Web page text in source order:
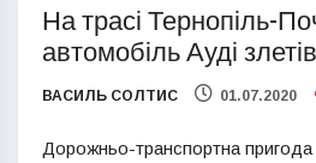
На трасі Тернопіль-
автомобіль Ауді
ВАСИЛЬ СОЛТИС 01.07.2020
Дорожньо-транспортна пригода